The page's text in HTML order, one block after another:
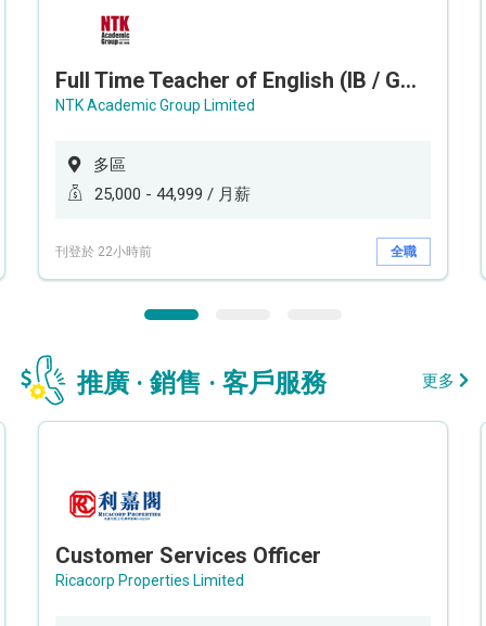
Full Time Teacher of English (IB / GCEAL /IGCSE)
NTK Academic Group Limited
多區
25,000 - 44,999 / 月薪
刊登於 22小時前 全職
推廣 · 銷售 · 客戶服務 更多
Customer Services Officer
Ricacorp Properties Limited